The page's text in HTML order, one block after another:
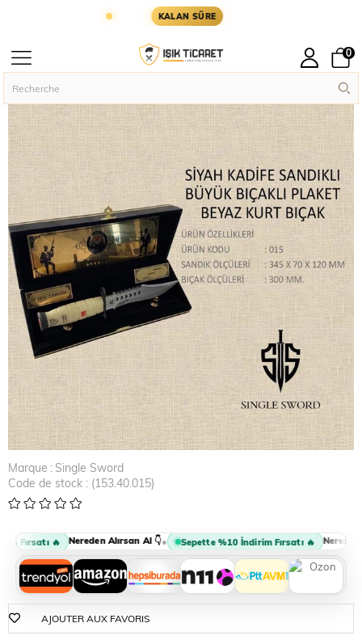
KALAN SÜRE KARGOYA YETİŞMESİ İÇİN
0
Page principal
Marque : Single Sword
Code de stock
(153.40.015)
Fırsatı 🔥 Nereden Alırsan Al 👇 • Sepette %10 İndirim Fırsatı 🔥 Nereden
AJOUTER AUX FAVORIS